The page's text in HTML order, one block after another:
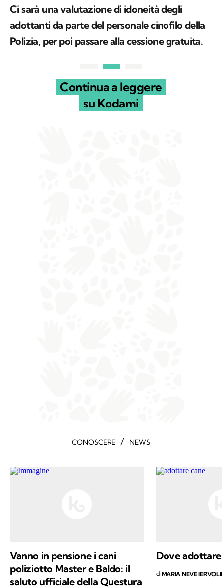
Ci sarà una valutazione di idoneità degli
adottanti da parte del personale cinofilo della
Polizia, per poi passare alla cessione gratuita.
Continua a leggere
su Kodami
CONOSCERE / NEWS
Vanno in pensione i cani
poliziotto Master e Baldo: il
saluto ufficiale della Questura
Dove
diMARIA NEVE